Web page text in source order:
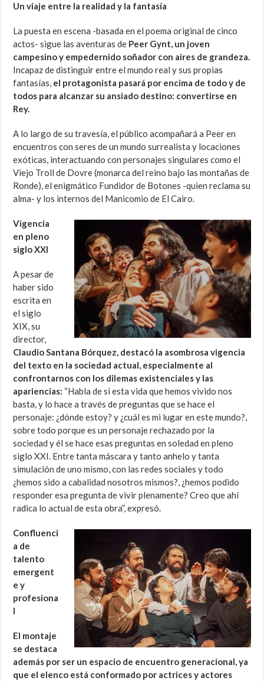
Un viaje entre la realidad y la fantasía
La puesta en escena -basada en el poema original de cinco
actos- sigue las aventuras de Peer Gynt, un joven
campesino y empedernido soñador con aires de grandeza.
Incapaz de distinguir entre el mundo real y sus propias
fantasías, el protagonista pasará por encima de todo y de
todos para alcanzar su ansiado destino: convertirse en
Rey.
A lo largo de su travesía, el público acompañará a Peer en
encuentros con seres de un mundo surrealista y locaciones
exóticas, interactuando con personajes singulares como el
Viejo Troll de Dovre (monarca del reino bajo las montañas de
Ronde), el enigmático Fundidor de Botones -quien reclama su
alma- y los internos del Manicomio de El Cairo.
Vigencia
en pleno
siglo XXI
A pesar de
haber sido
escrita en
el siglo
XIX, su
director,
Claudio Santana Bórquez, destacó la asombrosa vigencia
del texto en la sociedad actual, especialmente al
confrontarnos con los dilemas existenciales y las
apariencias: “Habla de si esta vida que hemos vivido nos
basta, y lo hace a través de preguntas que se hace el
personaje: ¿dónde estoy? y ¿cuál es mi lugar en este mundo?,
sobre todo porque es un personaje rechazado por la
sociedad y él se hace esas preguntas en soledad en pleno
siglo XXI. Entre tanta máscara y tanto anhelo y tanta
simulación de uno mismo, con las redes sociales y todo
¿hemos sido a cabalidad nosotros mismos?, ¿hemos podido
responder esa pregunta de vivir plenamente? Creo que ahí
radica lo actual de esta obra”, expresó.
Confluenci
a de
talento
emergent
e y
profesiona
l
El montaje
se destaca
además por ser un espacio de encuentro generacional, ya
que el elenco está conformado por actrices y actores